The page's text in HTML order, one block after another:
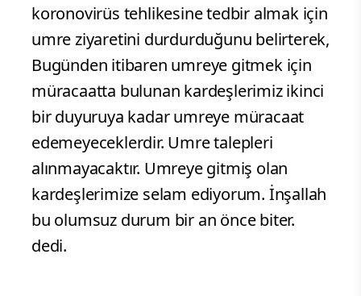
koronovirüs tehlikesine tedbir almak için
umre ziyaretini durdurduğunu belirterek,
Bugünden itibaren umreye gitmek için
müracaatta bulunan kardeşlerimiz ikinci
bir duyuruya kadar umreye müracaat
edemeyeceklerdir. Umre talepleri
alınmayacaktır. Umreye gitmiş olan
kardeşlerimize selam ediyorum. İnşallah
bu olumsuz durum bir an önce biter.
dedi.